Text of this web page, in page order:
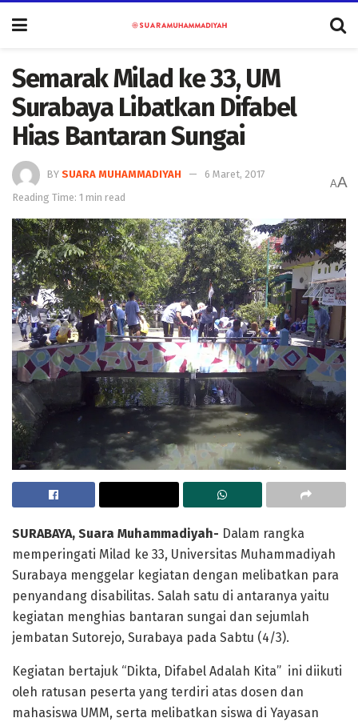
Semarak Milad ke 33, UM
Surabaya Libatkan Difabel
Hias Bantaran Sungai
BY SUARA MUHAMMADIYAH
6 Maret, 2017
Reading Time: 1 min read
AA
SURABAYA, Suara Muhammadiyah- Dalam rangka
memperingati Milad ke 33, Universitas Muhammadiyah
Surabaya menggelar kegiatan dengan melibatkan para
penyandang disabilitas. Salah satu di antaranya yaitu
kegiatan menghias bantaran sungai dan sejumlah
jembatan Sutorejo, Surabaya pada Sabtu (4/3).
Kegiatan bertajuk “Dikta, Difabel Adalah Kita” ini diikuti
oleh ratusan peserta yang terdiri atas dosen dan
mahasiswa UMM, serta melibatkan siswa di Yayasan